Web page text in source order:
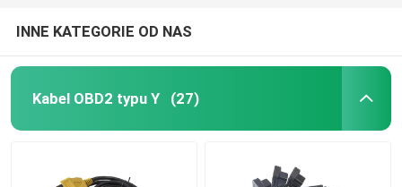
INNE KATEGORIE OD NAS
Kabel OBD2 typu Y (27)